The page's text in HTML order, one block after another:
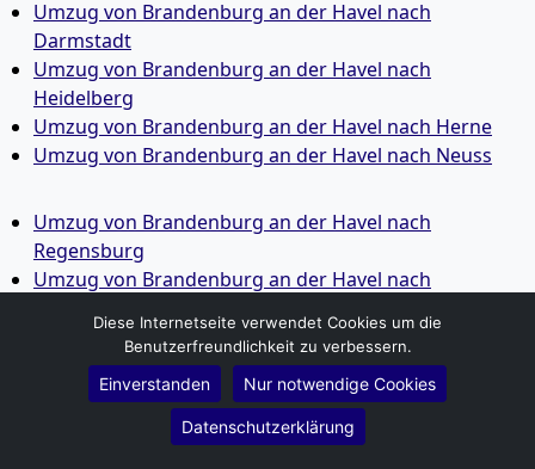
Umzug von Brandenburg an der Havel nach
Darmstadt
Umzug von Brandenburg an der Havel nach
Heidelberg
Umzug von Brandenburg an der Havel nach Herne
Umzug von Brandenburg an der Havel nach Neuss
Umzug von Brandenburg an der Havel nach
Regensburg
Umzug von Brandenburg an der Havel nach
Umzug von Brandenburg an der Havel nach
Ingolstadt
Umzug von Brandenburg an der Havel nach
Offenbach am Main
Umzug von Brandenburg an der Havel nach Fürth
Diese Internetseite verwendet Cookies um die
Benutzerfreundlichkeit zu verbessern.
Einverstanden Nur notwendige Cookies
Datenschutzerklärung